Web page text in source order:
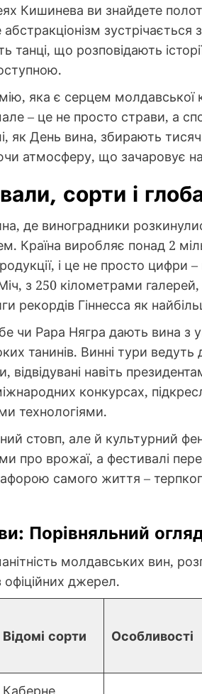
Кишинева ви знайдете
танці, що розповідають
яка є серцем молдавської
– це не просто страви, а
як День вина, збирають
атмосферу, що зачаровує
сорти і
де виноградники
Країна виробляє понад 2
і це не просто цифри
з 250 кілометрами
Гіннесса як
чи Рара Нягра дають вина з
танинів. Винні тури
навіть
конкурсах,
технологіями.
стовп, але й культурний
про врожаї, а фестивалі
самого життя –
Порівняльний
молдавських вин,
офіційних джерел.
Відомі сорти Особливості
Каберне